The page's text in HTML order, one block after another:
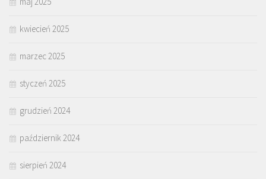
kwiecień 2025
marzec 2025
styczeń 2025
grudzień 2024
październik 2024
sierpień 2024